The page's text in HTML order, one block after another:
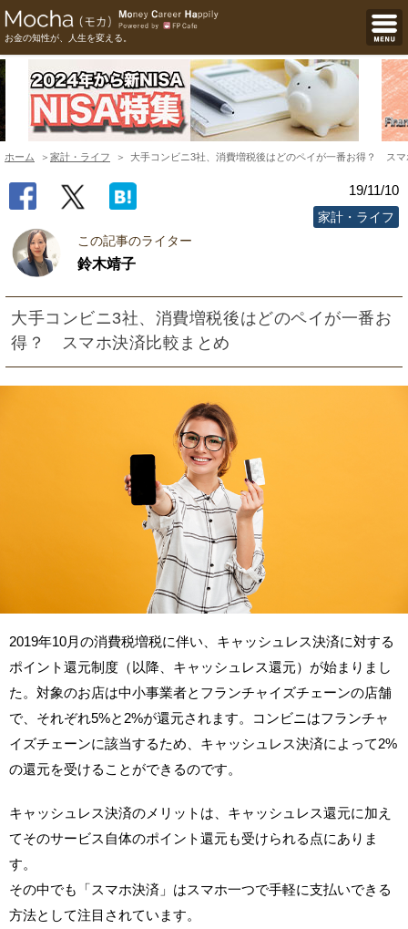
お金の知性が、人生を変える。
ホーム 家計・ライフ 大手コンビニ3社、消費増税後はどのペイが一番お得？ スマ
19/11/10
家計・ライフ
この記事のライター
鈴木靖子
大手コンビニ3社、消費増税後はどのペイが一番お
得？ スマホ決済比較まとめ
2019年10月の消費税増税に伴い、キャッシュレス決済に対する
ポイント還元制度（以降、キャッシュレス還元）が始まりまし
た。対象のお店は中小事業者とフランチャイズチェーンの店舗
で、それぞれ5%と2%が還元されます。コンビニはフランチャ
イズチェーンに該当するため、キャッシュレス決済によって2%
の還元を受けることができるのです。
キャッシュレス決済のメリットは、キャッシュレス還元に加え
てそのサービス自体のポイント還元も受けられる点にありま
す。
その中でも「スマホ決済」はスマホ一つで手軽に支払いできる
方法として注目されています。